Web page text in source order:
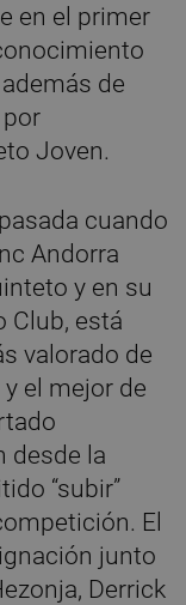
en el primer
de
Joven.
cuando
Andorra
y en su
Club, está
valorado de
el mejor de
desde la
“subir”
El
junto
Derrick